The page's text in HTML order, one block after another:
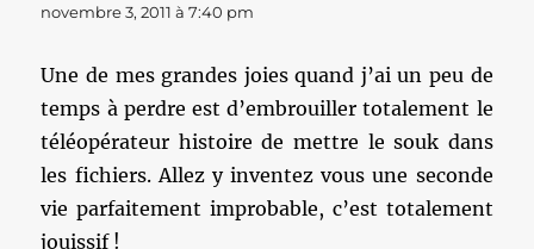
novembre 3, 2011 à 7:40 pm
Une de mes grandes joies quand j’ai un peu de
temps à perdre est d’embrouiller totalement le
téléopérateur histoire de mettre le souk dans
les fichiers. Allez y inventez vous une seconde
vie parfaitement improbable, c’est totalement
jouissif !